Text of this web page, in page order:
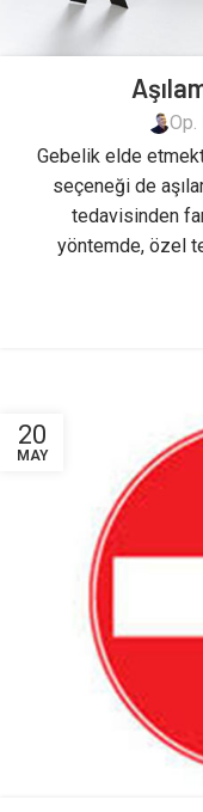
Op.
Gebelik elde
seçeneği de
tedavisinden
yöntemde, özel
20
MAY